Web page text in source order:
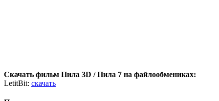
Скачать фильм Пила 3D / Пила 7 на файлообмениках:
LetitBit: скачать